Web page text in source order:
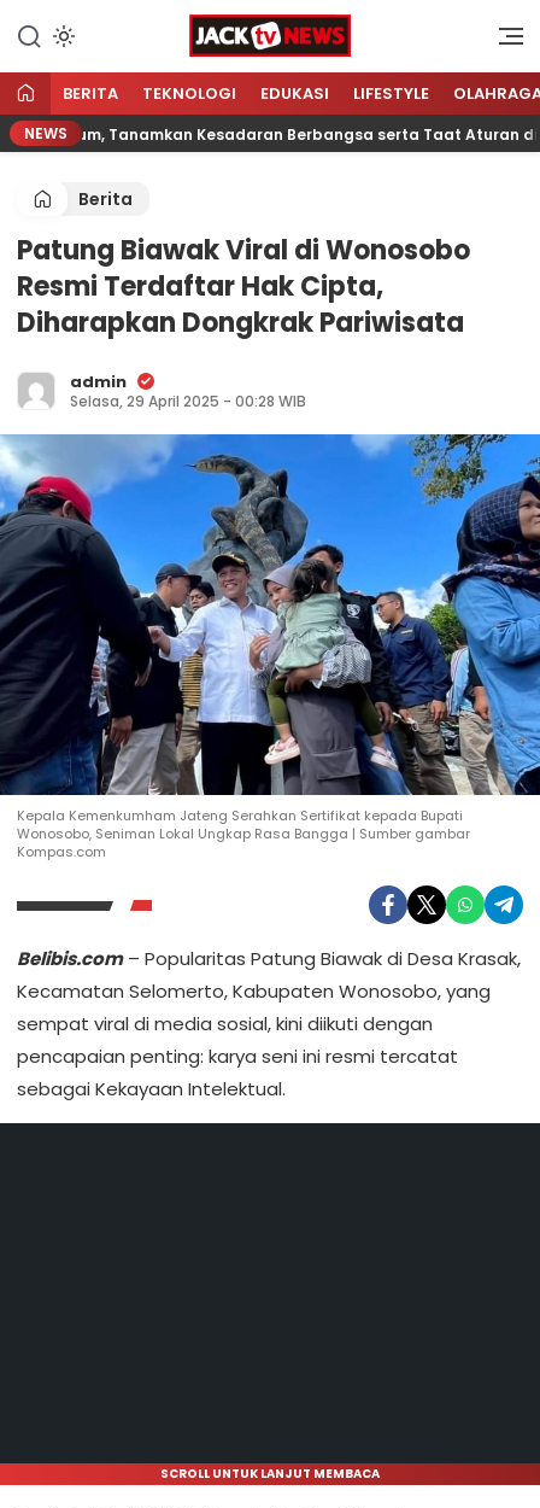
konten
Jacktvnews.com
Sumber Referensi Terpercaya
BERITA TEKNOLOGI EDUKASI LIFESTYLE
NEWS
Hukum, Tanamkan Kesadaran Berbangsa serta Taat Aturan di
Berita
Patung Biawak Viral di Wonosobo
Resmi Terdaftar Hak Cipta,
Diharapkan Dongkrak Pariwisata
admin
Selasa, 29 April 2025 - 00:28 WIB
Kepala Kemenkumham Jateng Serahkan Sertifikat kepada Bupati
Wonosobo, Seniman Lokal Ungkap Rasa Bangga | Sumber gambar
Kompas.com
Belibis.com– Popularitas Patung Biawak di Desa Krasak,
Kecamatan Selomerto, Kabupaten Wonosobo, yang
sempat viral di media sosial, kini diikuti dengan
pencapaian penting: karya seni ini resmi tercatat
sebagai Kekayaan Intelektual.
SCROLL UNTUK LANJUT MEMBACA